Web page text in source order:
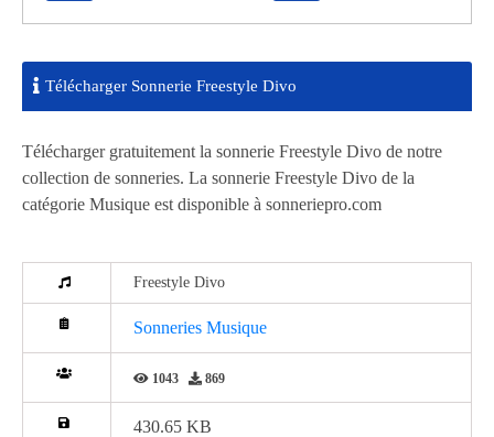
Télécharger Sonnerie Freestyle Divo
Télécharger gratuitement la sonnerie Freestyle Divo de notre
collection de sonneries. La sonnerie Freestyle Divo de la
catégorie Musique est disponible à sonneriepro.com
Freestyle Divo
Sonneries Musique
1043 869
430.65 KB